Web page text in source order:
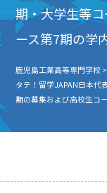
期・大学生等
ース第7期の学
鹿児島工業高等専門学校>
タテ！留学JAPAN日本代
期の募集および高校生コ